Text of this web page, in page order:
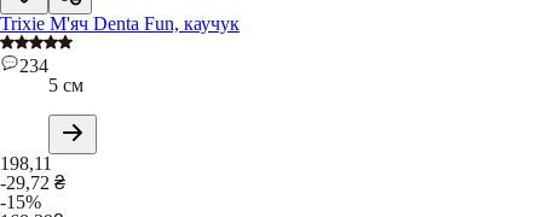
Trixie М'яч Denta Fun, каучук
234
5 см
198,11
-29,72 ₴
-15%